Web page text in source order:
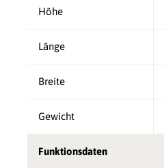
Höhe
Länge
Breite
Gewicht
Funktionsdaten